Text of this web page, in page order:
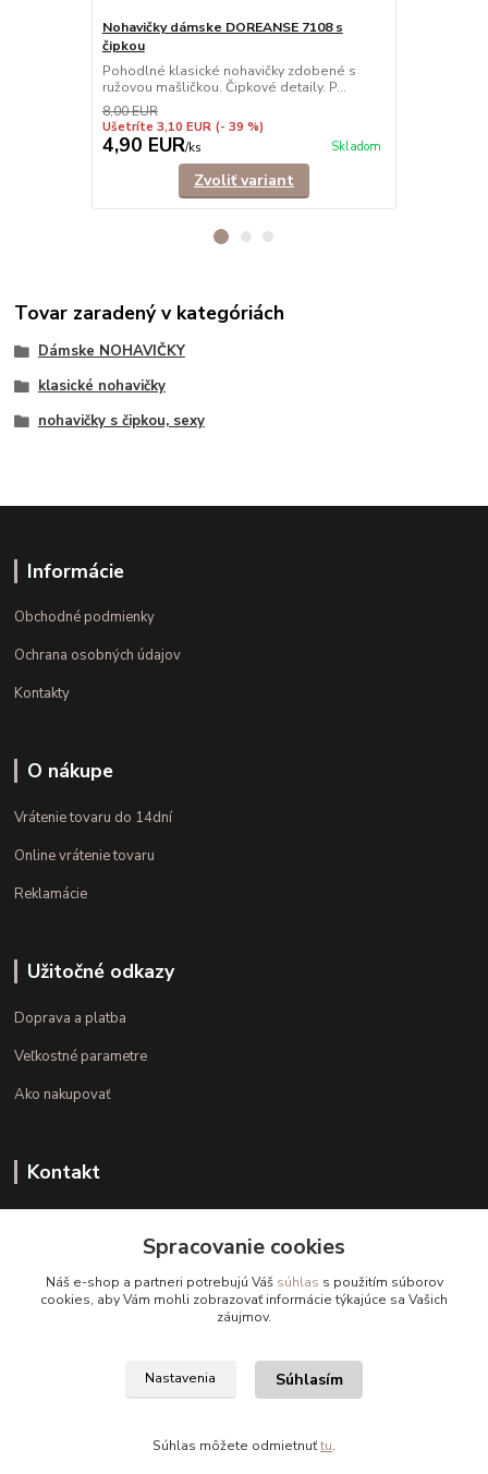
Nohavičky dámske DOREANSE 7108 s
čipkou
Pohodlné klasické nohavičky zdobené s
ružovou mašličkou. Čipkové detaily. P...
8,00 EUR
Ušetríte 3,10 EUR (- 39 %)
4,90 EUR/ks Skladom
Zvoliť variant
Tovar zaradený v kategóriách
Dámske NOHAVIČKY
klasické nohavičky
nohavičky s čipkou, sexy
Informácie
Obchodné podmienky
Ochrana osobných údajov
Kontakty
O nákupe
Vrátenie tovaru do 14dní
Online vrátenie tovaru
Reklamácie
Užitočné odkazy
Doprava a platba
Veľkostné parametre
Ako nakupovať
Kontakt
(Po.-Pi. 10.00 - 15.00)
info@kvalitnaBielizen.sk
Copyright © kvalitnabielizen.sk
Spracovanie cookies
Náš e-shop a partneri potrebujú Váš súhlas s použitím súborov
cookies, aby Vám mohli zobrazovať informácie týkajúce sa Vašich
záujmov.
Nastavenia Súhlasím
Súhlas môžete odmietnuťtu.